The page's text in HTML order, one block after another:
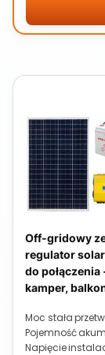
Off-gridowy
regulator
do
kamper,
Moc stała
Pojemność
Napięcie